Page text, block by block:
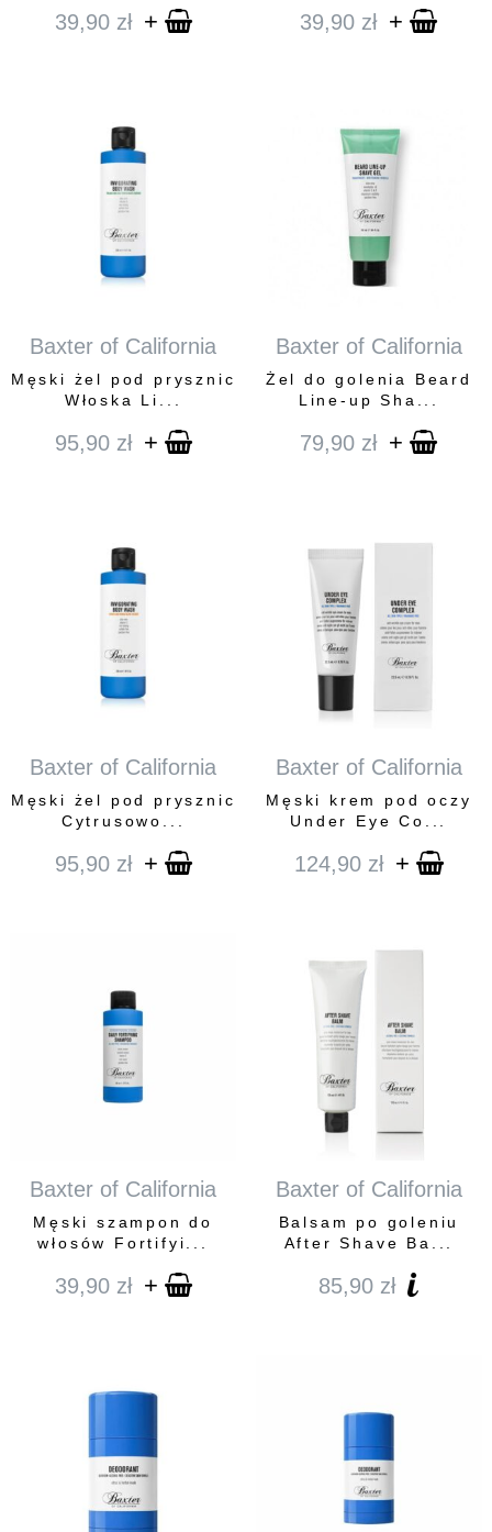
39,90 zł + 39,90 zł +
Baxter of California
Męski żel pod prysznic
Włoska Li...
95,90 zł +
Baxter of California
Żel do golenia Beard
Line-up Sha...
79,90 zł +
Baxter of California
Męski żel pod prysznic
Cytrusowo...
95,90 zł +
Baxter of California
Męski krem pod oczy
Under Eye Co...
124,90 zł +
Baxter of California
Męski szampon do
włosów Fortifyi...
39,90 zł +
Baxter of California
Balsam po goleniu
After Shave Ba...
85,90 zł